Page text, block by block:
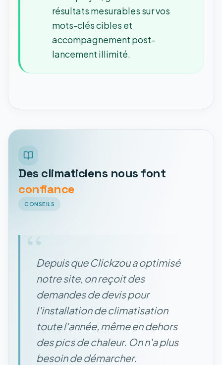
résultats mesurables sur vos
mots-clés cibles et
accompagnement post-
lancement illimité.
Des climaticiens nous font
confiance
CONSEILS
“Depuis que Clickzou a optimisé
notre site, on reçoit des
demandes de devis pour
l'installation de climatisation
toute l'année, même en dehors
des pics de chaleur. On n'a plus
besoin de démarcher.